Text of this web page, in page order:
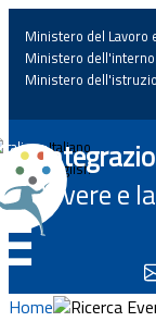
Home
News
Ministero del Lavoro
Ministero dell'interno
Ministero
Italiano
English
Vivere e
Home Ricerca